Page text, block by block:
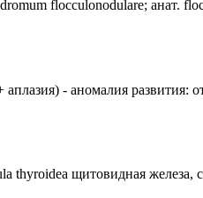
flocculonodulare; анат.
аплазия) - аномалия
thyroidea щитовидная